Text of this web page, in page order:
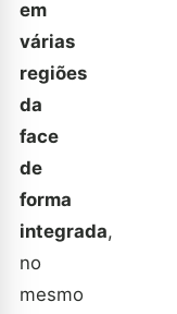
em
várias
regiões
da
face
de
forma
integrada,
no
mesmo